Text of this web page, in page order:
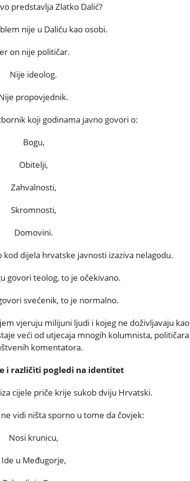
predstavlja Zlatko Dalić?
nije u Daliću kao osobi.
on nije političar.
Nije ideolog.
propovjednik.
koji godinama javno govori o:
Bogu,
Obitelji,
Zahvalnosti,
Skromnosti,
Domovini.
dijela hrvatske javnosti izaziva nelagodu.
govori teolog, to je očekivano.
svećenik, to je normalno.
vjeruju milijuni ljudi i kojeg ne doživljavaju kao
veći od utjecaja mnogih kolumnista, političara
komentatora.
i različiti pogledi na identitet
cijele priče krije sukob dviju Hrvatski.
vidi ništa sporno u tome da čovjek:
Nosi krunicu,
Ide u Međugorje,